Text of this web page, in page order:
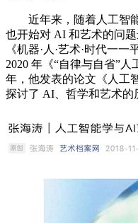
近年来，随着人工智能
也开始对 AI 和艺术的问
《机器·人·艺术·时代一
2020 年《“自律与自省”
年，他发表的论文《人工
探讨了 AI、哲学和艺术的